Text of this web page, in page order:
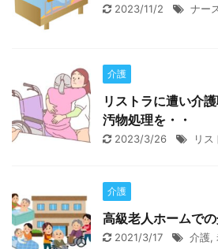
2023/11/2 ナー
介護
リストラに遭い介
汚物処理を・・
2023/3/26 リス
介護
高級老人ホームで
2021/3/17 介護,